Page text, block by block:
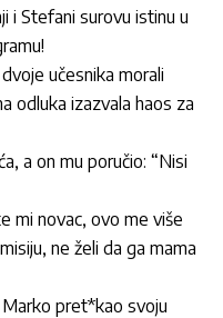
i Stefani surovu istinu u
učesnika morali
odluka izazvala haos za
a on mu poručio: “Nisi
mi novac, ovo me više
ne želi da ga mama
pret*kao svoju